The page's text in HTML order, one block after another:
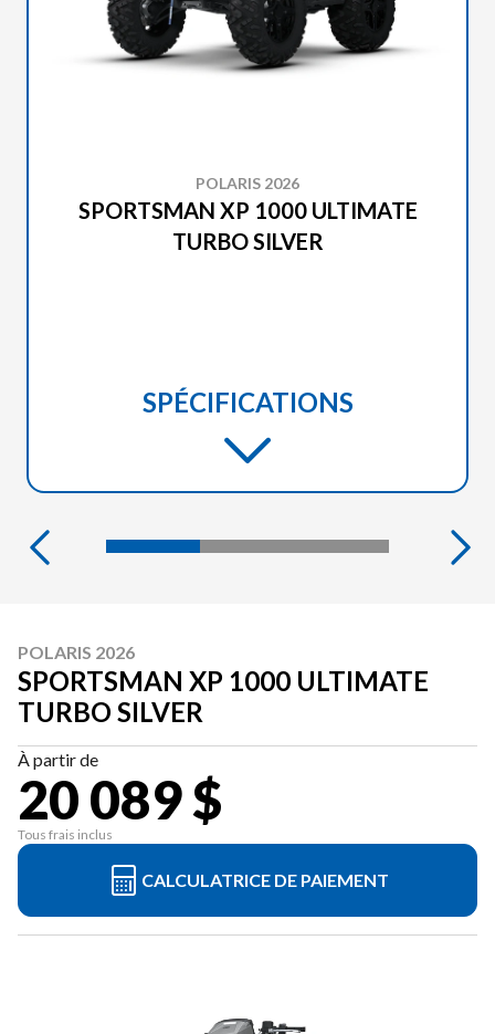
POLARIS 2026
SPORTSMAN XP 1000 ULTIMATE
TURBO SILVER
SPÉCIFICATIONS
POLARIS 2026
SPORTSMAN XP 1000 ULTIMATE
TURBO SILVER
À partir de
20 089 $
Tous frais inclus
CALCULATRICE DE PAIEMENT